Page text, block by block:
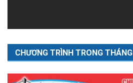
CHƯƠNG TRÌNH TRONG THÁNG